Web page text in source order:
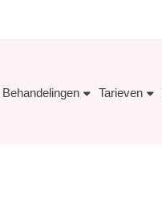
Behandelingen Tarieven